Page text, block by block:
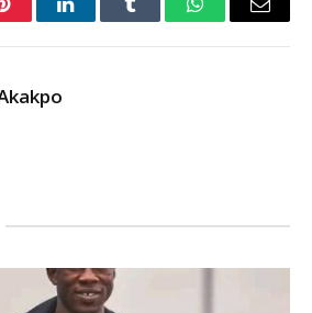
PinterestLinkedInTumblr WhatsAppEmail